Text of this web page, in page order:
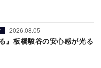
2026.08.05
』板橋駿谷の安心感が光る